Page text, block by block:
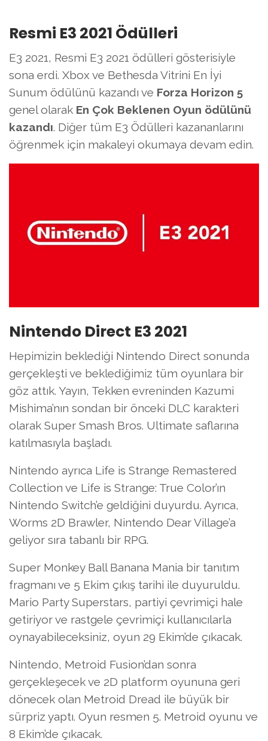
Resmi E3 2021 Ödülleri
E3 2021, Resmi E3 2021 ödülleri gösterisiyle
sona erdi. Xbox ve Bethesda Vitrini En İyi
Sunum ödülünü kazandı ve Forza Horizon 5
genel olarak En Çok Beklenen Oyun ödülünü
kazandı. Diğer tüm E3 Ödülleri kazananlarını
öğrenmek için makaleyi okumaya devam edin.
Nintendo Direct E3 2021
Hepimizin beklediği Nintendo Direct sonunda
gerçekleşti ve beklediğimiz tüm oyunlara bir
göz attık. Yayın, Tekken evreninden Kazumi
Mishima’nın sondan bir önceki DLC karakteri
olarak Super Smash Bros. Ultimate saflarına
katılmasıyla başladı.
Nintendo ayrıca Life is Strange Remastered
Collection ve Life is Strange: True Color’ın
Nintendo Switch’e geldiğini duyurdu. Ayrıca,
Worms 2D Brawler, Nintendo Dear Village’a
geliyor sıra tabanlı bir RPG.
Super Monkey Ball Banana Mania bir tanıtım
fragmanı ve 5 Ekim çıkış tarihi ile duyuruldu.
Mario Party Superstars, partiyi çevrimiçi hale
getiriyor ve rastgele çevrimiçi kullanıcılarla
oynayabileceksiniz, oyun 29 Ekim’de çıkacak.
Nintendo, Metroid Fusion’dan sonra
gerçekleşecek ve 2D platform oyununa geri
dönecek olan Metroid Dread ile büyük bir
sürpriz yaptı. Oyun resmen 5. Metroid oyunu ve
8 Ekim’de çıkacak.